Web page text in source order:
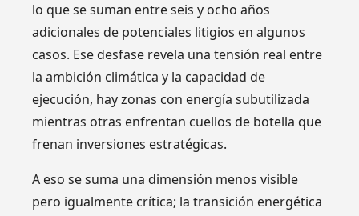
lo que se suman entre seis y ocho años
adicionales de potenciales litigios en algunos
casos. Ese desfase revela una tensión real entre
la ambición climática y la capacidad de
ejecución, hay zonas con energía subutilizada
mientras otras enfrentan cuellos de botella que
frenan inversiones estratégicas.
A eso se suma una dimensión menos visible
pero igualmente crítica; la transición energética